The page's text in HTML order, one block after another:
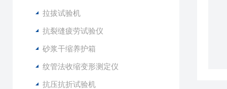
拉拔试验机
抗裂缝疲劳试验仪
砂浆干缩养护箱
纹管法收缩变形测定仪
抗压抗折试验机